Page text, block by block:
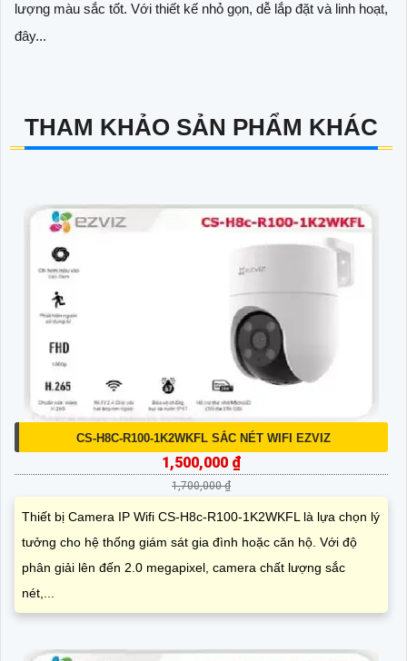
lượng màu sắc tốt. Với thiết kế nhỏ gọn, dễ lắp đặt và linh hoạt,
đây...
THAM KHẢO SẢN PHẨM KHÁC
CS-H8C-R100-1K2WKFL SẮC NÉT WIFI EZVIZ
1,500,000 ₫
1,700,000 ₫
Thiết bị Camera IP Wifi CS-H8c-R100-1K2WKFL là lựa chọn lý
tưởng cho hệ thống giám sát gia đình hoặc căn hộ. Với độ
phân giải lên đến 2.0 megapixel, camera chất lượng sắc
nét,...